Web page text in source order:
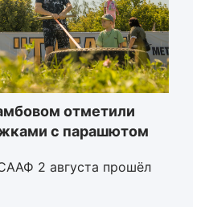
отметили
с парашютом
2 августа прошёл